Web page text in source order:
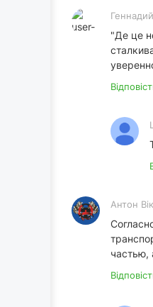
"Де це
Антон
частью,